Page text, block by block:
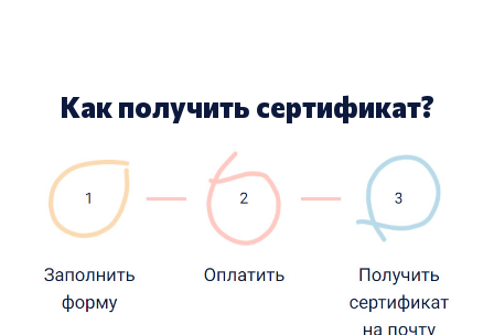
Как получить сертификат?